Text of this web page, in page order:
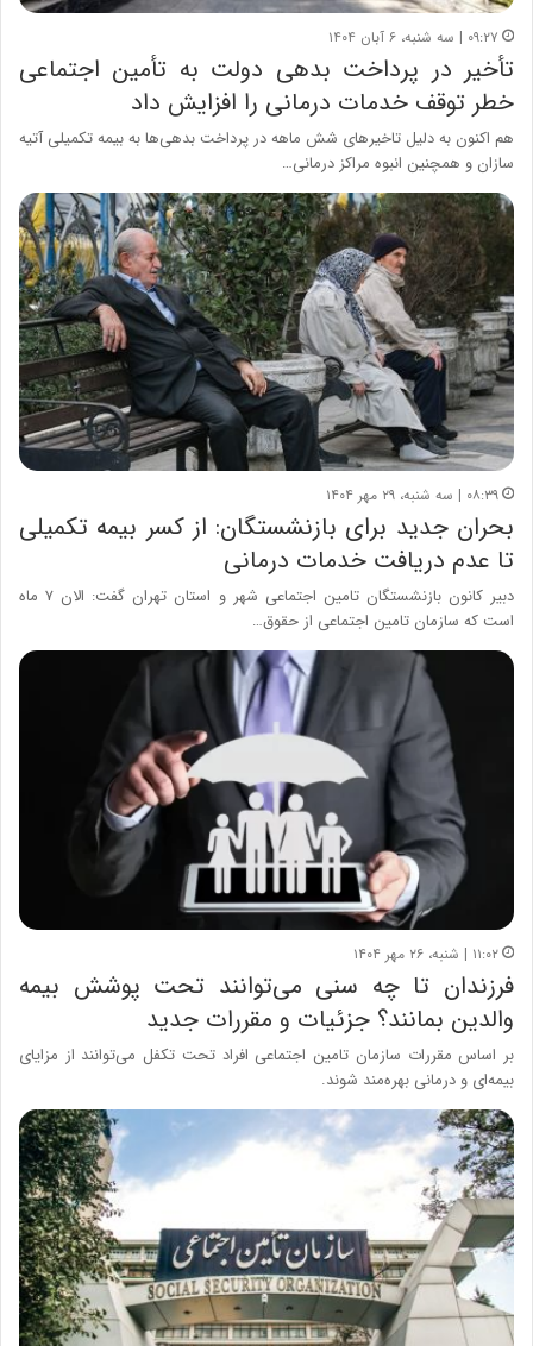
۰۹:۲۷ | سه شنبه، ۶ آبان ۱۴۰۴
تأخیر در پرداخت بدهی دولت به تأمین اجتماعی
خطر توقف خدمات درمانی را افزایش داد
هم اکنون به دلیل تاخیرهای شش ماهه در پرداخت بدهی‌ها به بیمه تکمیلی آتیه
سازان و همچنین انبوه مراکز درمانی…
۰۸:۳۹ | سه شنبه، ۲۹ مهر ۱۴۰۴
بحران جدید برای بازنشستگان: از کسر بیمه تکمیلی
تا عدم دریافت خدمات درمانی
دبیر کانون بازنشستگان تامین اجتماعی شهر و استان تهران گفت: الان ۷ ماه
است که سازمان تامین اجتماعی از حقوق…
۱۱:۰۲ | شنبه، ۲۶ مهر ۱۴۰۴
فرزندان تا چه سنی می‌توانند تحت پوشش بیمه
والدین بمانند؟ جزئیات و مقررات جدید
بر اساس مقررات سازمان تامین اجتماعی افراد تحت تکفل می‌توانند از مزایای
بیمه‌ای و درمانی بهره‌مند شوند.